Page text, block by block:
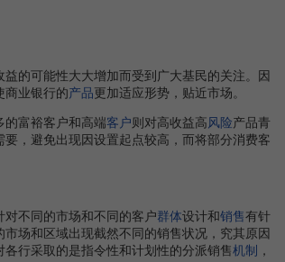
的可能性大大增加而受到广大基民的关注。因
商业银行的产品更加适应形势，贴近市场。
的富裕客户和高端客户则对高收益高风险产品青
，避免出现因设置起点较高，而将部分消费客
不同的市场和不同的客户群体设计和销售有针
场和区域出现截然不同的销售状况，究其原因
行采取的是指令性和计划性的分派销售机制
，